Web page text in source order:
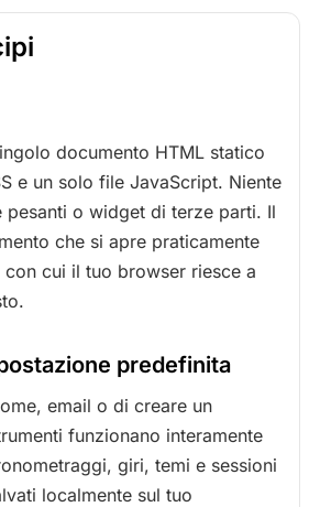
documento HTML statico
e un solo file JavaScript. Niente
o widget di terze parti. Il
che si apre praticamente
cui il tuo browser riesce a
predefinita
email o di creare un
funzionano interamente
giri, temi e sessioni
localmente sul tuo